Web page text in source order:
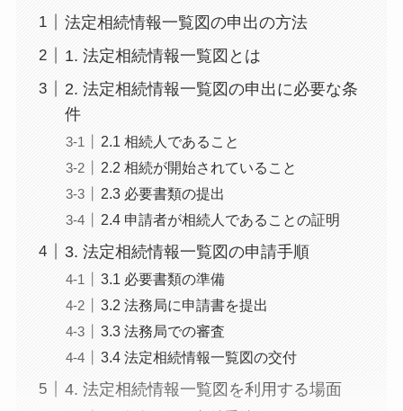
法定相続情報一覧図の申出の方法
1. 法定相続情報一覧図とは
2. 法定相続情報一覧図の申出に必要な条
件
2.1 相続人であること
2.2 相続が開始されていること
2.3 必要書類の提出
2.4 申請者が相続人であることの証明
3. 法定相続情報一覧図の申請手順
3.1 必要書類の準備
3.2 法務局に申請書を提出
3.3 法務局での審査
3.4 法定相続情報一覧図の交付
4. 法定相続情報一覧図を利用する場面